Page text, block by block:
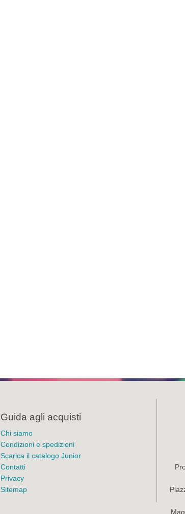
Guida agli acquisti
Chi siamo
Condizioni e spedizioni
Scarica il catalogo Junior
Contatti
Privacy
Sitemap